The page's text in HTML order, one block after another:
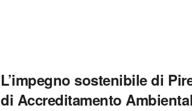
L’impegno sostenibile di
di Accreditamento